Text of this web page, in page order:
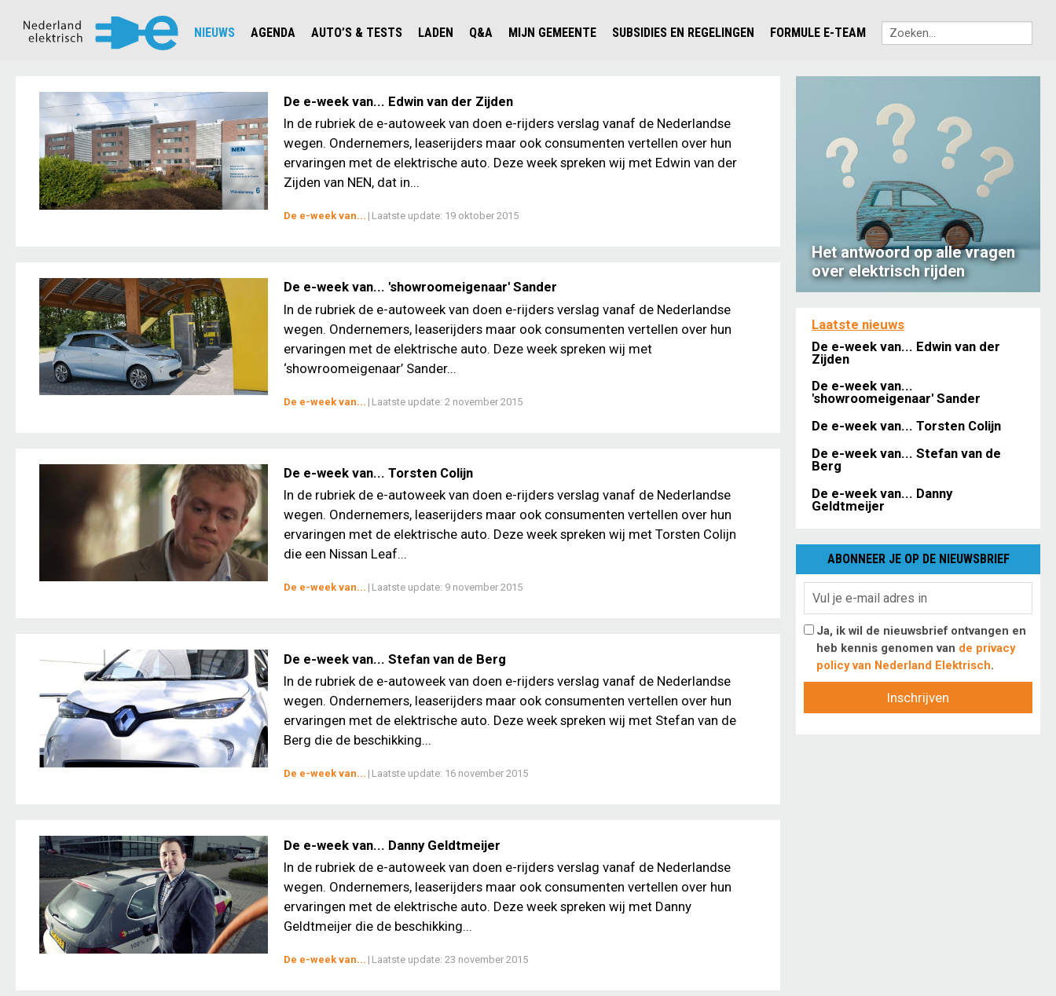
NIEUWS
CIJFERS EN STATISTIEKEN EV'S IN NEDERLAND
AANMELDEN NIEUWSBRIEF
AGENDA
AUTO’S & TESTS
JOUW VOLGENDE AUTO ELEKTRISCH?
LADEN
Q&A
OPLADEN
SLIM LADEN
MIJN GEMEENTE
VVE
SUBSIDIES EN REGELINGEN FORMULE E-TEAM
De e-week van... Edwin van der Zijden
In de rubriek de e-autoweek van doen e-rijders verslag vanaf de Nederlandse
wegen. Ondernemers, leaserijders maar ook consumenten vertellen over hun
ervaringen met de elektrische auto. Deze week spreken wij met Edwin van der
Zijden van NEN, dat in...
De e-week van... | Laatste update: 19 oktober 2015
De e-week van... 'showroomeigenaar' Sander
In de rubriek de e-autoweek van doen e-rijders verslag vanaf de Nederlandse
wegen. Ondernemers, leaserijders maar ook consumenten vertellen over hun
ervaringen met de elektrische auto. Deze week spreken wij met
‘showroomeigenaar’ Sander...
De e-week van... | Laatste update: 2 november 2015
De e-week van... Torsten Colijn
In de rubriek de e-autoweek van doen e-rijders verslag vanaf de Nederlandse
wegen. Ondernemers, leaserijders maar ook consumenten vertellen over hun
ervaringen met de elektrische auto. Deze week spreken wij met Torsten Colijn
die een Nissan Leaf...
De e-week van... | Laatste update: 9 november 2015
De e-week van... Stefan van de Berg
In de rubriek de e-autoweek van doen e-rijders verslag vanaf de Nederlandse
wegen. Ondernemers, leaserijders maar ook consumenten vertellen over hun
ervaringen met de elektrische auto. Deze week spreken wij met Stefan van de
Berg die de beschikking...
De e-week van... | Laatste update: 16 november 2015
De e-week van... Danny Geldtmeijer
In de rubriek de e-autoweek van doen e-rijders verslag vanaf de Nederlandse
wegen. Ondernemers, leaserijders maar ook consumenten vertellen over hun
ervaringen met de elektrische auto. Deze week spreken wij met Danny
Geldtmeijer die de beschikking...
De e-week van... | Laatste update: 23 november 2015
Het antwoord op alle vragen
over elektrisch rijden
Laatste nieuws
De e-week van... Edwin van der
Zijden
De e-week van...
'showroomeigenaar' Sander
De e-week van... Torsten Colijn
De e-week van... Stefan van de
Berg
De e-week van... Danny
Geldtmeijer
ABONNEER JE OP DE NIEUWSBRIEF
Ja, ik wil de nieuwsbrief ontvangen en
heb kennis genomen van de privacy
policy van Nederland Elektrisch.
Inschrijven